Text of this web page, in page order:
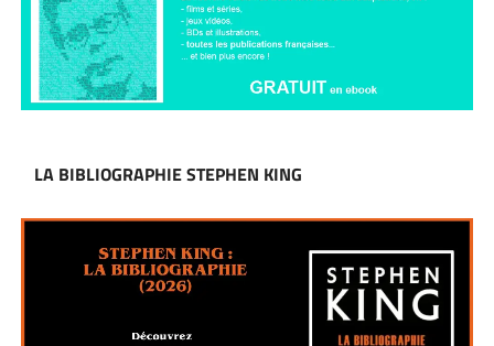
LA BIBLIOGRAPHIE STEPHEN KING